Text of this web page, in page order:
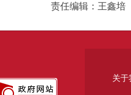
责任编辑：王鑫培
关于